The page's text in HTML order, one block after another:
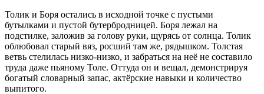
Толик и Боря остались в исходной точке с пустыми
бутылками и пустой бутербродницей. Боря лежал на
подстилке, заложив за голову руки, щурясь от солнца. Толик
облюбовал старый вяз, росший там же, рядышком. Толстая
ветвь стелилась низко-низко, и забраться на неё не составило
труда даже пьяному Толе. Оттуда он и вещал, демонстрируя
богатый словарный запас, актёрские навыки и количество
выпитого.